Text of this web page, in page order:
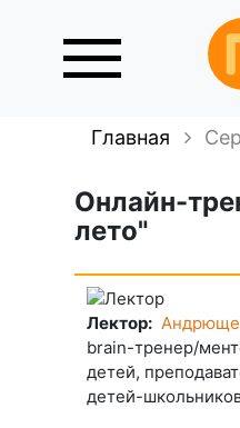
Главная
Онлайн-
лето"
Лектор:
brain-тренер/
детей,
детей-